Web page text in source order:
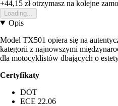
+44,15 złotrzymasz na kolejne
Loading...
Opis
Model TX501 opiera się na
kategorii z najnowszymi
dla motocyklistów dbających o
Certyfikaty
DOT
ECE 22.06